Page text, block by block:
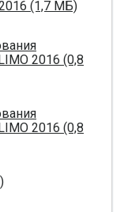
(1,7 МБ)
2016 (0,8
2016 (0,8